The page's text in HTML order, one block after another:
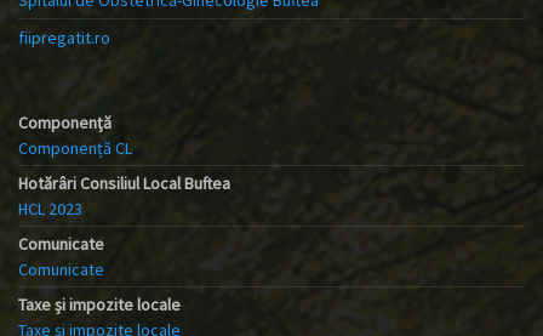
fiipregatit.ro
Componență
Componență CL
Hotărâri Consiliul Local Buftea
HCL 2023
Comunicate
Comunicate
Taxe și impozite locale
Taxe și impozite locale